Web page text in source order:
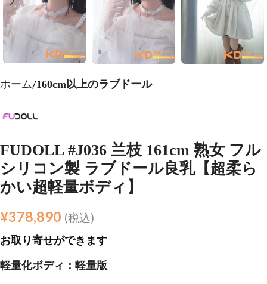
ホーム 160cm以上のラブドール
FUDOLL #J036 兰枝 161cm 熟女 フル
シリコン製 ラブドール良乳【超柔ら
かい超軽量ボディ】
¥378,890 (税込)
お取り寄せができます
軽量化ボディ：軽量版